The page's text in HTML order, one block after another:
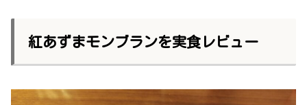
紅あずまモンブランを実食レビュー